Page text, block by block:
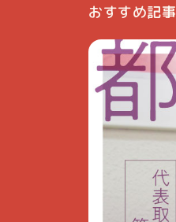
おすすめ記事